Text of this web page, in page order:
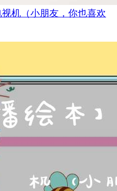
机（小朋友，你也喜欢